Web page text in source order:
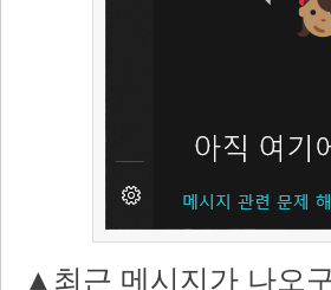
▲최근 메시지가 나오